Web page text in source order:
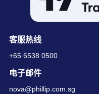
客服热线
+65 6538 0500
电子邮件
nova@phillip.com.sg